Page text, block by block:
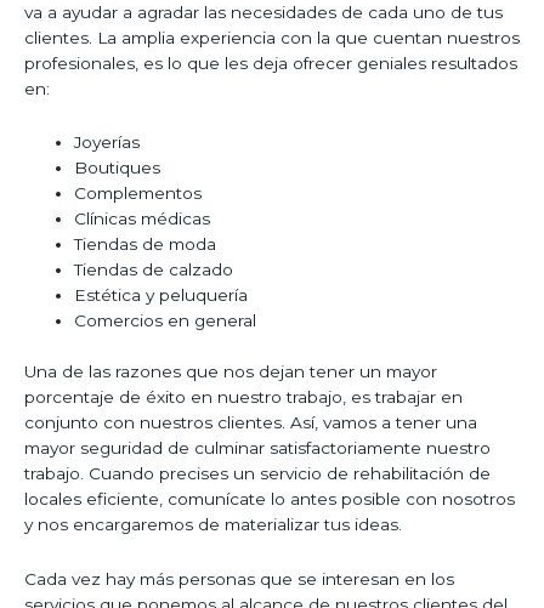
va a ayudar a agradar las necesidades de cada uno de tus
clientes. La amplia experiencia con la que cuentan nuestros
profesionales, es lo que les deja ofrecer geniales resultados
en:
Joyerías
Boutiques
Complementos
Clínicas médicas
Tiendas de moda
Tiendas de calzado
Estética y peluquería
Comercios en general
Una de las razones que nos dejan tener un mayor
porcentaje de éxito en nuestro trabajo, es trabajar en
conjunto con nuestros clientes. Así, vamos a tener una
mayor seguridad de culminar satisfactoriamente nuestro
trabajo. Cuando precises un servicio de rehabilitación de
locales eficiente, comunícate lo antes posible con nosotros
y nos encargaremos de materializar tus ideas.
Cada vez hay más personas que se interesan en los